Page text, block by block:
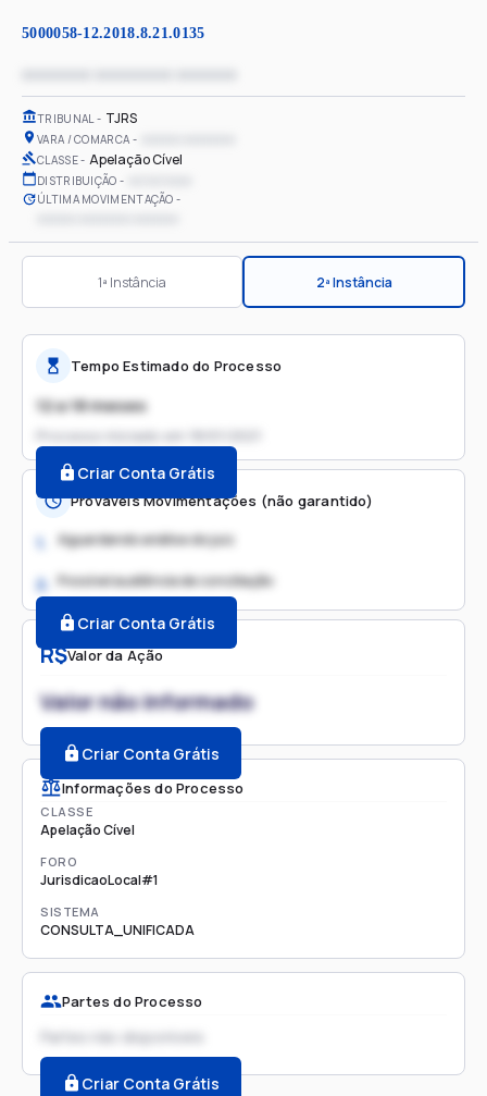
5000058-12.2018.8.21.0135
TRIBUNAL TJRS
VARA / COMARCA
CLASSE Apelação Cível
DISTRIBUIÇÃO
ÚLTIMA MOVIMENTAÇÃO
1ª Instância 2ª Instância
R$Valor da Ação
Valor não informado
Criar Conta Grátis
Informações do Processo
CLASSE
Apelação Cível
FORO
JurisdicaoLocal#1
SISTEMA
CONSULTA_UNIFICADA
Partes do Processo
Partes não disponíveis
Criar Conta Grátis
Tempo Estimado do Processo
12 a 18 meses
Processo iniciado em
Criar Conta Grátis
Prováveis Movimentações (não garantido)
1. Aguardando análise do juiz
2. Possível audiência de conciliação
Criar Conta Grátis